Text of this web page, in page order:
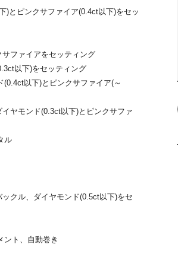
)とピンクサファイア(0.4ct以下)をセッ
ファイアをセッティング
以下)をセッティング
以下)とピンクサファイア(～
ヤモンド(0.3ct以下)とピンクサファ
ル
クル、ダイヤモンド(0.5ct以下)をセ
ント、自動巻き